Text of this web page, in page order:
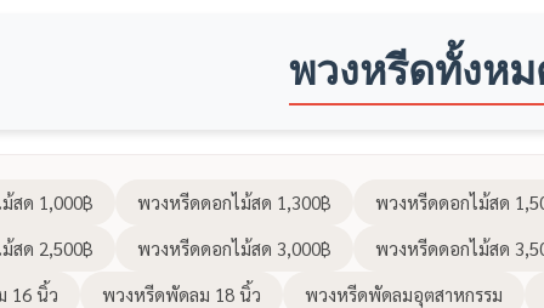
พวงหรีดทั้งห
สด 1,000฿ พวงหรีดดอกไม้สด 1,300฿
พวงหรีดดอกไม้สด
สด 2,500฿
พวงหรีดดอกไม้สด 3,000฿
พวงหรีดดอกไม้สด
16 นิ้ว
พวงหรีดพัดลม 18 นิ้ว พวงหรีดพัดลมอุตสาหกรรม